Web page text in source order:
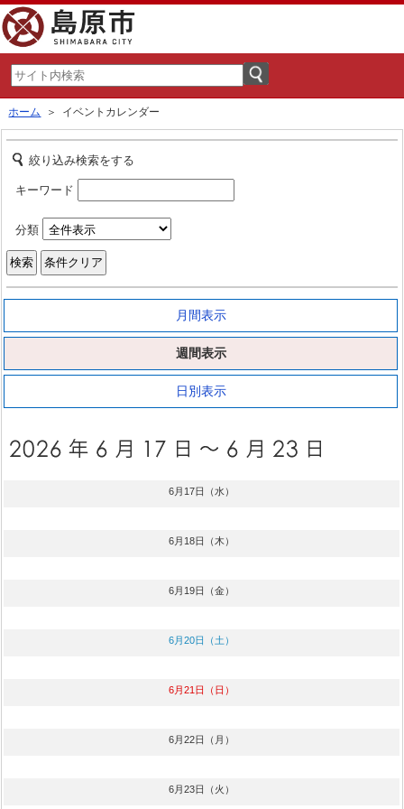
ホーム ＞ イベントカレンダー
絞り込み検索をする
キーワード
分類
月間表示
週間表示
日別表示
6月17日（水）
6月18日（木）
6月19日（金）
6月20日（土）
6月21日（日）
6月22日（月）
6月23日（火）